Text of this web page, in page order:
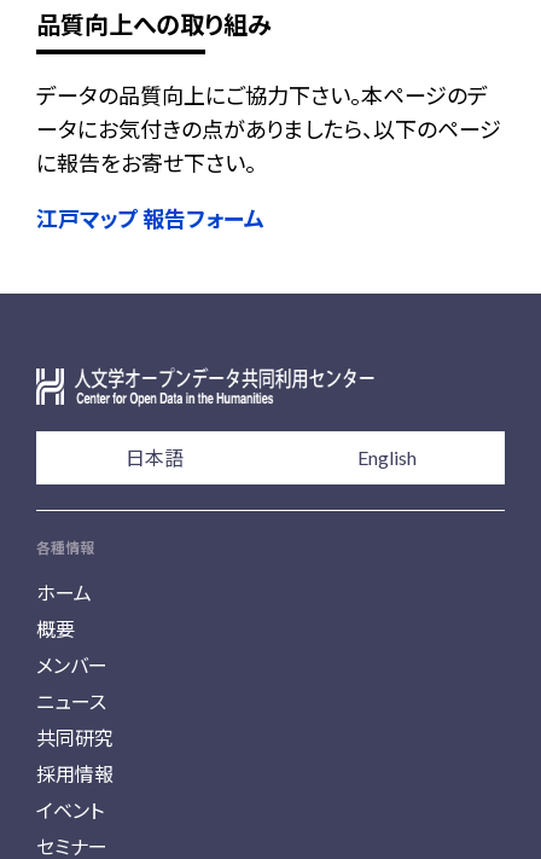
品質向上への取り組み
データの品質向上にご協力下さい。本ページのデ
ータにお気付きの点がありましたら、以下のページ
に報告をお寄せ下さい。
江戸マップ 報告フォーム
日本語 English
各種情報
ホーム
概要
メンバー
ニュース
共同研究
採用情報
イベント
セミナー